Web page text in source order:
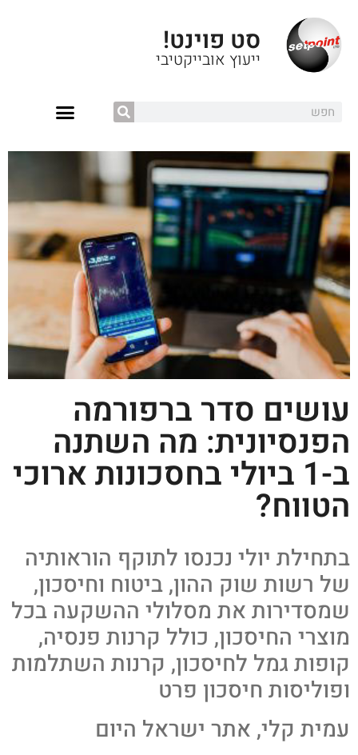
סט פוינט!
ייעוץ אובייקטיבי
עושים סדר ברפורמה
הפנסיונית: מה השתנה
ב-1 ביולי בחסכונות ארוכי
הטווח?
בתחילת יולי נכנסו לתוקף הוראותיה
של רשות שוק ההון, ביטוח וחיסכון,
שמסדירות את מסלולי ההשקעה בכל
מוצרי החיסכון, כולל קרנות פנסיה,
קופות גמל לחיסכון, קרנות השתלמות
ופוליסות חיסכון פרט
עמית קלי, אתר ישראל היום